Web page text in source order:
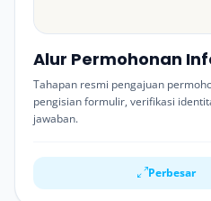
Alur Permohonan
Tahapan resmi pengajuan
pengisian formulir, verifikasi
jawaban.
Perbesar